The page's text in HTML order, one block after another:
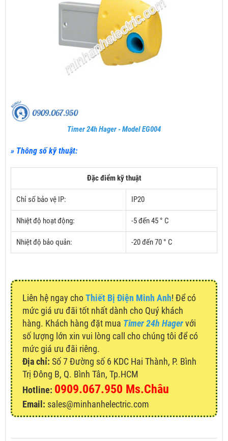
Timer 24h Hager - Model EG004
» Thông số kỹ thuật:
Đặc điểm kỹ thuật
Chỉ số bảo vệ IP: IP20
Nhiệt độ hoạt động: -5 đến 45 ° C
Nhiệt độ bảo quản: -20 đến 70 ° C
Liên hệ ngay choThiết Bị Điện Minh Anh! Để có
mức giá ưu đãi tốt nhất dành cho Quý khách
hàng. Khách hàng đặt mua Timer 24h Hagervới
số lượng lớn xin vui lòng call cho chúng tôi để có
mức giá ưu đãi riêng.
Địa chỉ: Số 7 Đường số 6 KDC Hai Thành, P. Bình
Trị Đông B, Q. Bình Tân, Tp.HCM
Hotline: 0909.067.950 Ms.Châu
Email: sales@minhanhelectric.com